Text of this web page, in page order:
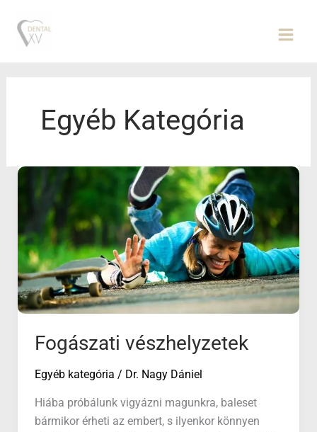
content
Egyéb Kategória
Fogászati vészhelyzetek
Egyéb kategória / Dr. Nagy Dániel
Hiába próbálunk vigyázni magunkra, baleset
bármikor érheti az embert, s ilyenkor könnyen